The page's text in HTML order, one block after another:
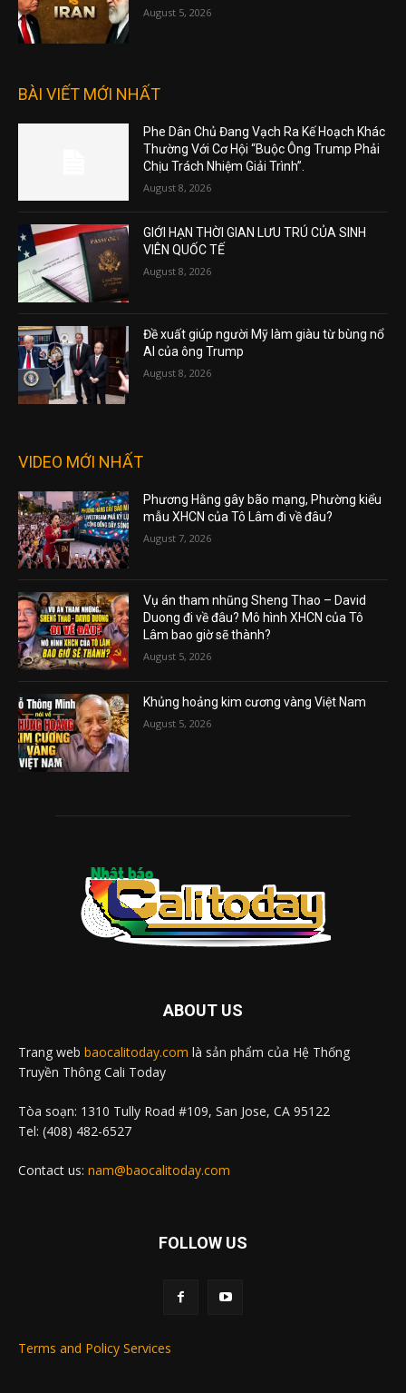
August 5, 2026
BÀI VIẾT MỚI NHẤT
Phe Dân Chủ Đang Vạch Ra Kế Hoạch Khác
Thường Với Cơ Hội “Buộc Ông Trump Phải
Chịu Trách Nhiệm Giải Trình”.
August 8, 2026
GIỚI HẠN THỜI GIAN LƯU TRÚ CỦA SINH
VIÊN QUỐC TẾ
August 8, 2026
Đề xuất giúp người Mỹ làm giàu từ bùng nổ
AI của ông Trump
August 8, 2026
VIDEO MỚI NHẤT
Phương Hằng gây bão mạng, Phường kiểu
mẫu XHCN của Tô Lâm đi về đâu?
August 7, 2026
Vụ án tham nhũng Sheng Thao – David
Duong đi về đâu? Mô hình XHCN của Tô
Lâm bao giờ sẽ thành?
August 5, 2026
Khủng hoảng kim cương vàng Việt Nam
August 5, 2026
ABOUT US
Trang web baocalitoday.com là sản phẩm của Hệ Thống
Truyền Thông Cali Today
Tòa soạn: 1310 Tully Road #109, San Jose, CA 95122
Tel: (408) 482-6527
Contact us: nam@baocalitoday.com
FOLLOW US
Terms and Policy Services